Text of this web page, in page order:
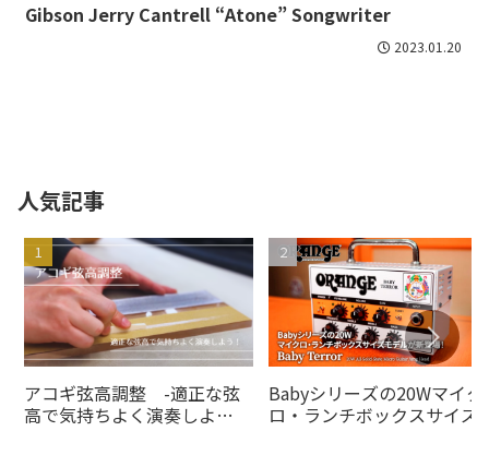
Gibson Jerry Cantrell “Atone” Songwriter
2023.01.20
人気記事
アコギ弦高調整 -適正な弦
高で気持ちよく演奏しよ
Babyシリーズの20Wマイク
ロ・ランチボックスサイズ